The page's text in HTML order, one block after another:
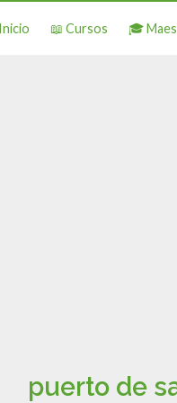
Inicio 📖 Cursos 🎓
puerto de